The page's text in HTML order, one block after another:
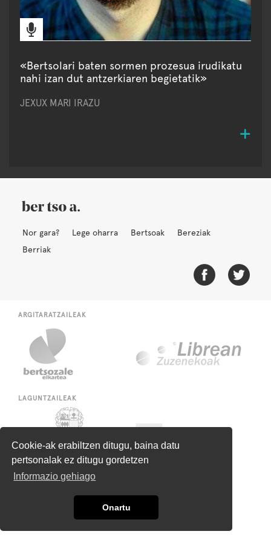
Cookie-ak erabiltzen ditugu, baina datu
pertsonalak ez ditugu gordetzen
Informazio gehiago
Onartu
«Bertsolari baten sormen prozesua irudikatu
nahi izan dut antzerkiaren begietatik»
JEXUX MARI IRAZU
Nor gara? Lege oharra Bertsoak
Bereziak
Berriak
ARGITARATZAILEAK
LAGUNTZAILEAK